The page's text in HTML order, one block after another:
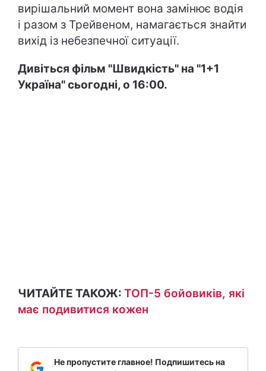
вирішальний момент вона замінює водія
і разом з Трейвеном, намагається знайти
вихід із небезпечної ситуації.
Дивіться фільм "Швидкість" на "1+1
Україна" сьогодні, о 16:00.
ЧИТАЙТЕ ТАКОЖ: ТОП-5 бойовиків, які
має подивитися кожен
Не пропустите главное! Подпишитесь на